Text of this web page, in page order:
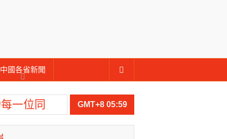
中國各省新聞
一位同 GMT+8 05:59